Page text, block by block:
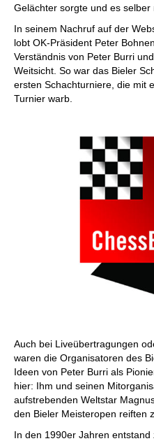
Gelächter sorgte und es selber
In seinem Nachruf auf der
lobt OK-Präsident Peter
Verständnis von Peter Burri
Weitsicht. So war das Bieler
ersten Schachturniere, die mit
Turnier warb.
Auch bei Liveübertragungen
waren die Organisatoren des
Ideen von Peter Burri als
hier: Ihm und seinen
aufstrebenden Weltstar
den Bieler Meisteropen reiften
In den 1990er Jahren